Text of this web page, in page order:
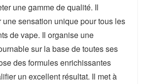
une gamme de qualité. Il
sensation unique pour tous les
de vape. Il organise une
sur la base de toutes ses
des formules enrichissantes
un excellent résultat. Il met à